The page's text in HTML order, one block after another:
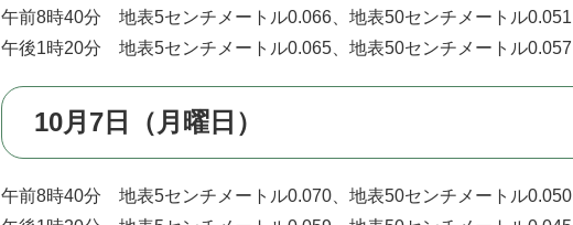
午前8時40分 地表5センチメートル0.066、地表50センチメートル0.051
午後1時20分 地表5センチメートル0.065、地表50センチメートル0.057
10月7日（月曜日）
午前8時40分 地表5センチメートル0.070、地表50センチメートル0.050